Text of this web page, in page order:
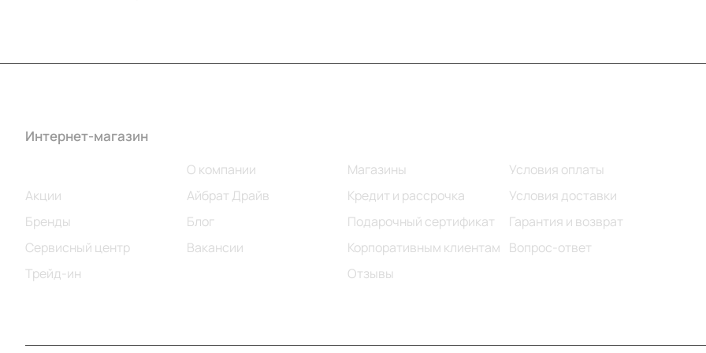
Интернет-магазин
Акции
Бренды
Сервисный центр
Трейд-ин
О компании
Айбрат Драйв
Блог
Вакансии
Магазины
Кредит и рассрочка
Подарочный сертификат
Корпоративным клиентам
Отзывы
Условия оплаты
Условия доставки
Гарантия и возврат
Вопрос-ответ